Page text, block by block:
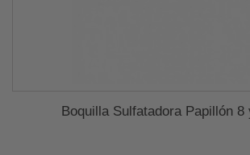
Boquilla Sulfatadora Papillón 8